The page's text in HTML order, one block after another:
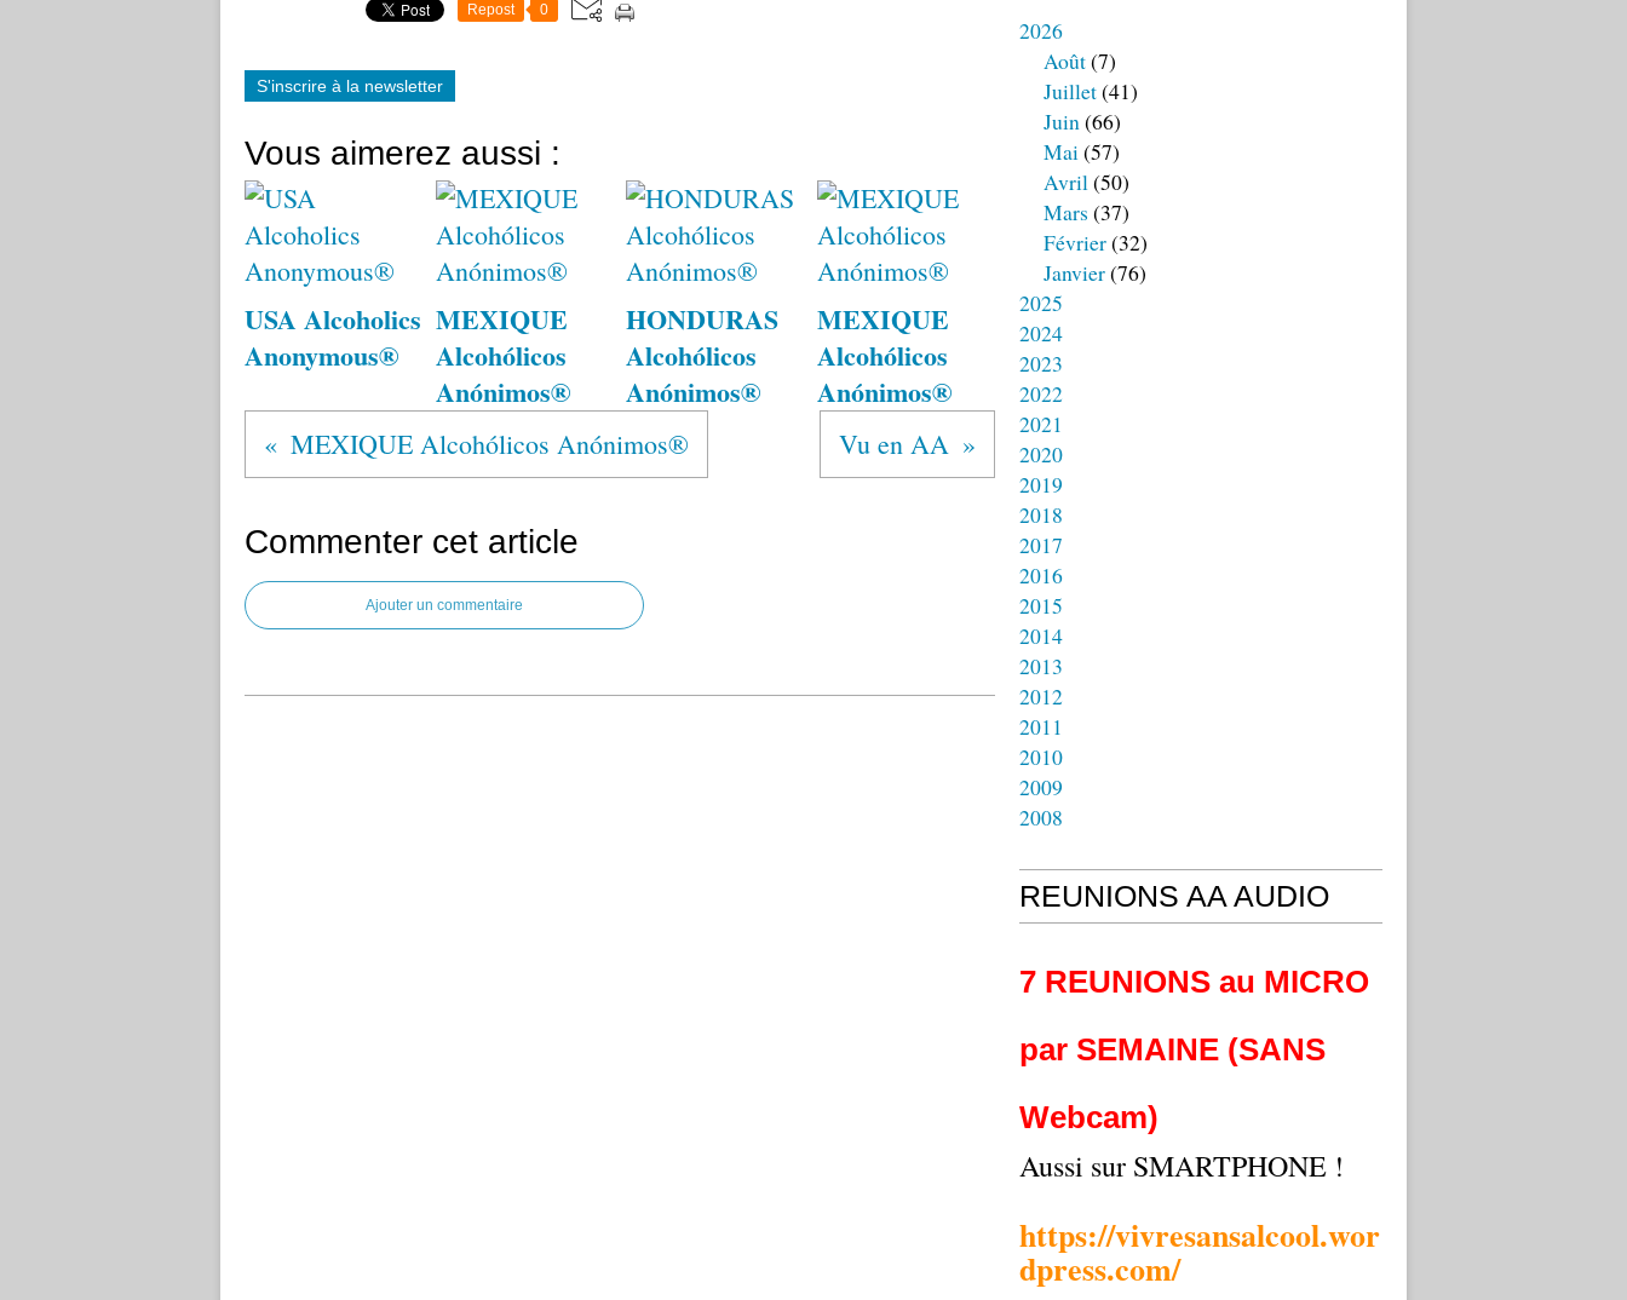
Repost 0
S'inscrire à la newsletter
Vous aimerez aussi :
USA Alcoholics
Anonymous®
MEXIQUE
Alcohólicos
Anónimos®
HONDURAS
Alcohólicos
Anónimos®
MEXIQUE
Alcohólicos
Anónimos®
MEXIQUE Alcohólicos Anónimos® Vu en AA
Commenter cet article
Ajouter un commentaire
2026
Août(7)
Juillet(41)
Juin(66)
Mai(57)
Avril(50)
Mars (37)
Février(32)
Janvier(76)
2025
2024
2023
2022
2021
2020
2019
2018
2017
2016
2015
2014
2013
2012
2011
2010
2009
2008
REUNIONS AA AUDIO
7 REUNIONS au MICRO
par SEMAINE (SANS
Webcam)
Aussi sur SMARTPHONE !
https://vivresansalcool.wor
dpress.com/